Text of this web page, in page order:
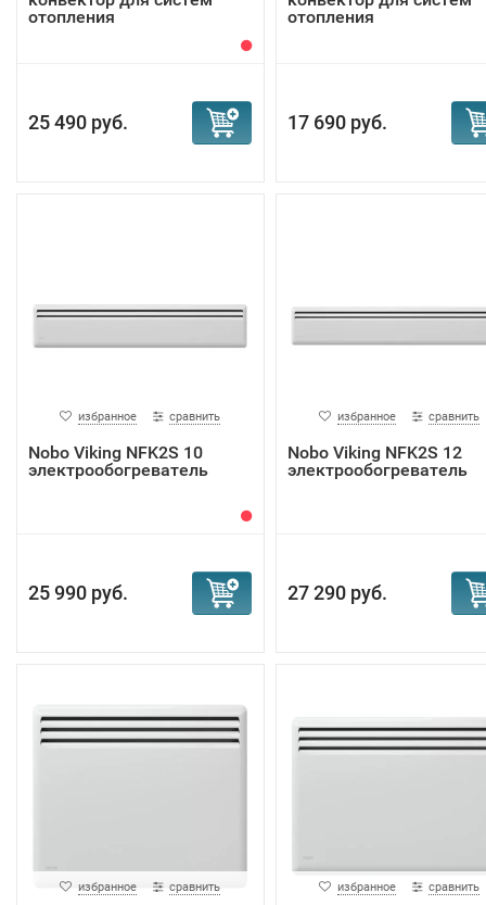
отопления
25 490 руб.
отопления
17 690 руб.
избранное сравнить
Nobo Viking NFK2S 10
электрообогреватель
25 990 руб.
избранное сравнить
Nobo Viking NFK2S 12
электрообогреватель
27 290 руб.
избранное сравнить избранное сравнить